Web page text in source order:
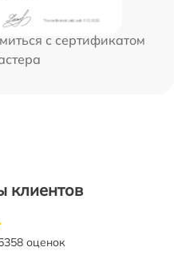
с сертификатом
клиентов
оценок